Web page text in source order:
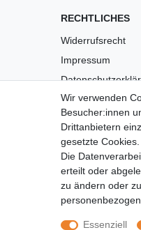
RECHTLICHES
Widerrufsrecht
Impressum
AGB
Versandkosten
Barrierefreiheit
Anleitungen
Vertrag
Wir verwenden
Besucher:innen
Drittanbietern
gesetzte
Die
erteilt oder
zu ändern oder
Essenziell